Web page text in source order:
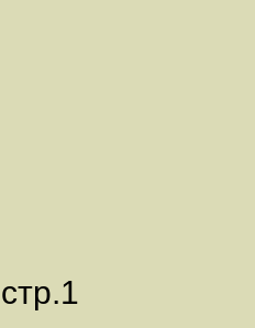
стр.1